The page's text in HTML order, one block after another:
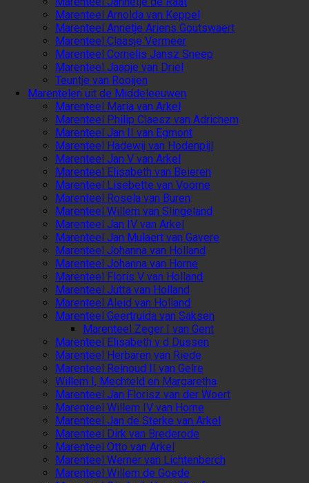
Marenteel Arnolda van Keppel
Marenteel Annetje Ariens Goutswaert
Marenteel Claasje Vermeer
Marenteel Cornelis Jansz Sneep
Marenteel Jaapje van Driel
Teuntje van Rooijen
Marentelen uit de Middeleeuwen
Marenteel Maria van Arkel
Marenteel Philip Claesz van Adrichem
Marenteel Jan II van Egmont
Marenteel Hadewij van Hodenpijl
Marenteel Jan V van Arkel
Marenteel Elisabeth van Beieren
Marenteel Lisebette van Voorne
Marenteel Rosela van Buren
Marenteel Willem van Slingeland
Marenteel Jan IV van Arkel
Marenteel Jan Mulaert van Gavere
Marenteel Johanna van Holland
Marenteel Johanna van Horne
Marenteel Floris V van Holland
Marenteel Jutta van Holland
Marenteel Aleid van Holland
Marenteel Geertruida van Saksen
Marenteel Zeger I van Gent
Marenteel Elisabeth v d Dussen
Marenteel Herbaren van Riede
Marenteel Reinoud II van Gelre
Willem I, Mechteld en Margaretha
Marenteel Jan Florisz van der Woert
Marenteel Willem IV van Horne
Marenteel Jan de Sterke van Arkel
Marenteel Dirk van Brederode
Marenteel Otto van Arkel
Marenteel Werner van Lichtenberch
Marenteel Willem de Goede